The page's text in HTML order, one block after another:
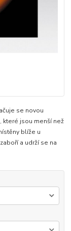
se novou
které jsou menší než
blíže u
a udrží se na